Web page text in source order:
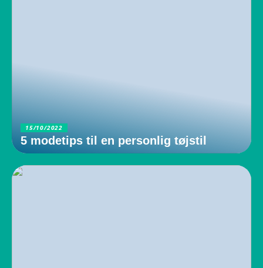
15/10/2022
5 modetips til en personlig tøjstil